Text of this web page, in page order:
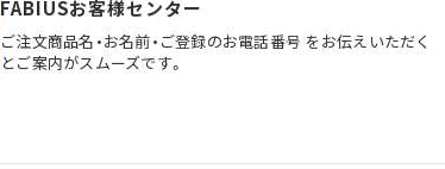
FABIUSお客様センター
ご注文商品名・お名前・ご登録のお電話番号 をお伝えいただく
とご案内がスムーズです。